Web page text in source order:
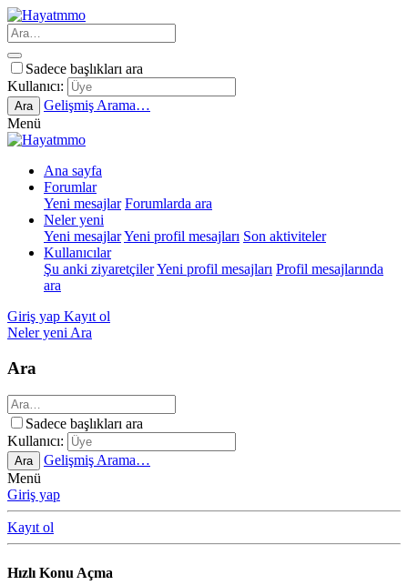
Sadece başlıkları ara
Kullanıcı:
Ara
Gelişmiş Arama…
Menü
Ana sayfa
Forumlar
Yeni mesajlar Forumlarda ara
Neler yeni
Yeni mesajlarYeni profil mesajları Son aktiviteler
Kullanıcılar
Şu anki ziyaretçilerYeni profil mesajları Profil mesajlarında
ara
Giriş yap Kayıt ol
Neler yeni Ara
Ara
Sadece başlıkları ara
Kullanıcı:
Ara
Gelişmiş Arama…
Menü
Giriş yap
Kayıt ol
Hızlı Konu Açma